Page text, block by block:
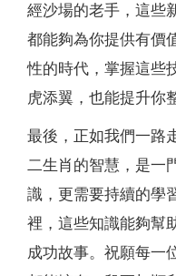
經沙場的老手，這些
都能夠為你提供有價
性的時代，掌握這些
虎添翼，也能提升你
最後，正如我們一路
二生肖的智慧，是一
識，更需要持續的學
裡，這些知識能夠幫
成功故事。祝願每一